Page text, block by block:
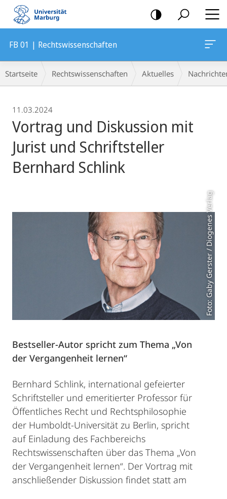
Mobile-
Navigation
FB 01 | Rechtswissenschaften
Breadcrumb-
Navigation
Startseite Rechtswissenschaften Aktuelles
11.03.2024
Vortrag und Diskussion mit
Jurist und Schriftsteller
Bernhard Schlink
Foto: Gaby Gerster / Diogenes Verlag
Bestseller-Autor spricht zum Thema „Von
der Vergangenheit lernen“
Bernhard Schlink, international gefeierter
Schriftsteller und emeritierter Professor für
Öffentliches Recht und Rechtsphilosophie
der Humboldt-Universität zu Berlin, spricht
auf Einladung des Fachbereichs
Rechtswissenschaften über das Thema „Von
der Vergangenheit lernen“. Der Vortrag mit
anschließender Diskussion findet statt am